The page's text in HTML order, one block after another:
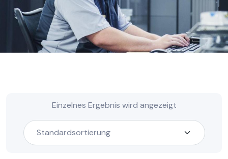
Einzelnes Ergebnis wird angezeigt